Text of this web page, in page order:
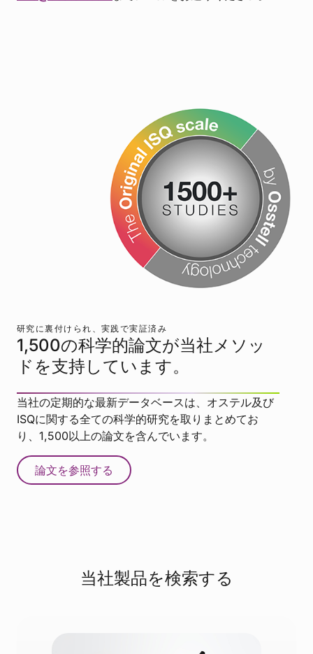
研究に裏付けられ、実践で実証済み
1,500の科学的論文が当社メソッ
ドを支持しています。
当社の定期的な最新データベースは、オステル及び
ISQに関する全ての科学的研究を取りまとめてお
り、1,500以上の論文を含んでいます。
論文を参照する
当社製品を検索する